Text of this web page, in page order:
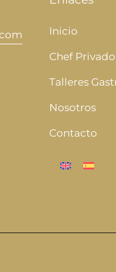
Inicio
Chef Privado
Talleres
Nosotros
Contacto